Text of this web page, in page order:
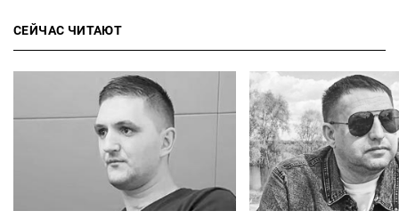
СЕЙЧАС ЧИТАЮТ